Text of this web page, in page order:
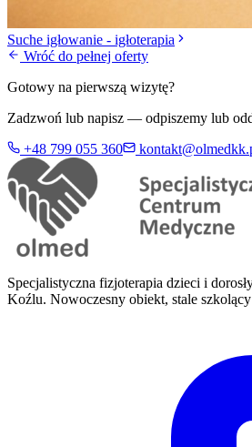
Suche igłowanie - igłoterapia
Wróć do pełnej oferty
Gotowy na pierwszą wizytę?
Zadzwoń lub napisz — odpiszemy lub
+48 799 055 360
Specjalistyczna fizjoterapia dzieci i
Koźlu. Nowoczesny obiekt, stale szkolący